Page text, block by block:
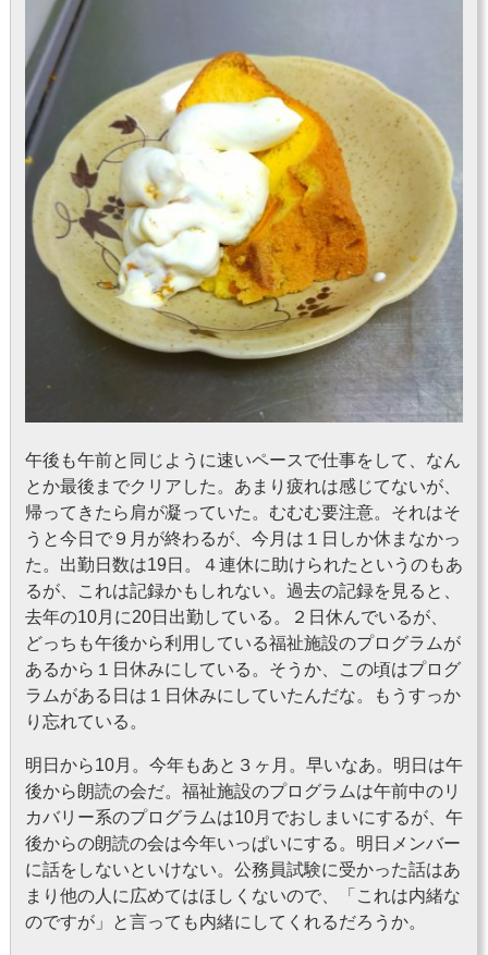
午後も午前と同じように速いペースで仕事をして、なん
とか最後までクリアした。あまり疲れは感じてないが、
帰ってきたら肩が凝っていた。むむむ要注意。それはそ
うと今日で９月が終わるが、今月は１日しか休まなかっ
た。出勤日数は19日。４連休に助けられたというのもあ
るが、これは記録かもしれない。過去の記録を見ると、
去年の10月に20日出勤している。２日休んでいるが、
どっちも午後から利用している福祉施設のプログラムが
あるから１日休みにしている。そうか、この頃はプログ
ラムがある日は１日休みにしていたんだな。もうすっか
り忘れている。
明日から10月。今年もあと３ヶ月。早いなあ。明日は午
後から朗読の会だ。福祉施設のプログラムは午前中のリ
カバリー系のプログラムは10月でおしまいにするが、午
後からの朗読の会は今年いっぱいにする。明日メンバー
に話をしないといけない。公務員試験に受かった話はあ
まり他の人に広めてはほしくないので、「これは内緒な
のですが」と言っても内緒にしてくれるだろうか。